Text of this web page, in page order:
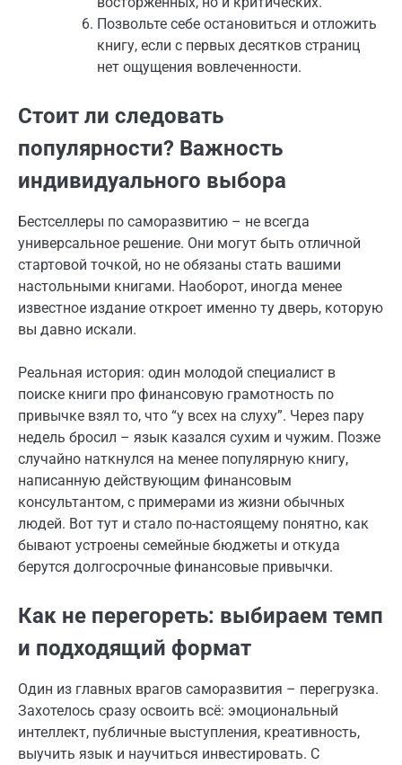
Позвольте себе остановиться и отложить
книгу, если с первых десятков страниц
нет ощущения вовлеченности.
Стоит ли следовать
популярности? Важность
индивидуального выбора
Бестселлеры по саморазвитию – не всегда
универсальное решение. Они могут быть отличной
стартовой точкой, но не обязаны стать вашими
настольными книгами. Наоборот, иногда менее
известное издание откроет именно ту дверь, которую
вы давно искали.
Реальная история: один молодой специалист в
поиске книги про финансовую грамотность по
привычке взял то, что “у всех на слуху”. Через пару
недель бросил – язык казался сухим и чужим. Позже
случайно наткнулся на менее популярную книгу,
написанную действующим финансовым
консультантом, с примерами из жизни обычных
людей. Вот тут и стало по-настоящему понятно, как
бывают устроены семейные бюджеты и откуда
берутся долгосрочные финансовые привычки.
Как не перегореть: выбираем темп
и подходящий формат
Один из главных врагов саморазвития – перегрузка.
Захотелось сразу освоить всё: эмоциональный
интеллект, публичные выступления, креативность,
выучить язык и научиться инвестировать. С